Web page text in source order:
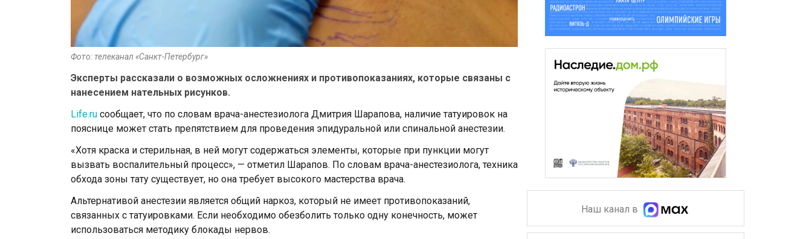
Фото: телеканал «Санкт-Петербург»
Эксперты рассказали о возможных осложнениях и противопоказаниях, которые связаны с
нанесением нательных рисунков.
Life.ru сообщает, что по словам врача-анестезиолога Дмитрия Шарапова, наличие татуировок на
пояснице может стать препятствием для проведения эпидуральной или спинальной анестезии.
«Хотя краска и стерильная, в ней могут содержаться элементы, которые при пункции могут
вызвать воспалительный процесс», — отметил Шарапов. По словам врача-анестезиолога, техника
обхода зоны тату существует, но она требует высокого мастерства врача.
Альтернативой анестезии является общий наркоз, который не имеет противопоказаний,
связанных с татуировками. Если необходимо обезболить только одну конечность, может
использоваться методику блокады нервов.
Наш канал в